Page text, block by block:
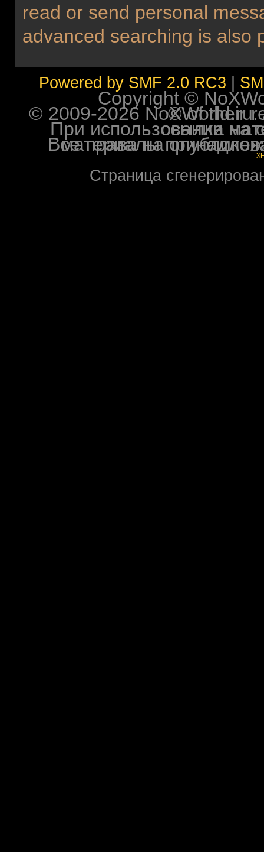
read or send personal
advanced searching is also
Powered by SMF 2.0 RC3
Copyright ©
© 2009-2026 NoXWorld.ru. All
При использовании
Все права на опубликованные на форуме
Страница